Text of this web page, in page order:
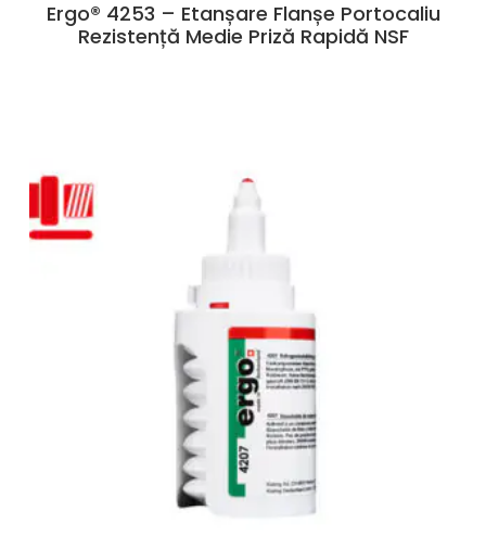
Ergo® 4253 – Etanșare Flanșe Portocaliu
Rezistență Medie Priză Rapidă NSF